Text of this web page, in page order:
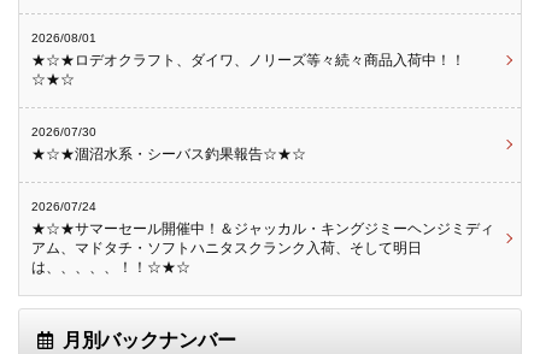
2026/08/01
★☆★ロデオクラフト、ダイワ、ノリーズ等々続々商品入荷中！！
☆★☆
2026/07/30
★☆★涸沼水系・シーバス釣果報告☆★☆
2026/07/24
★☆★サマーセール開催中！＆ジャッカル・キングジミーヘンジミディ
アム、マドタチ・ソフトハニタスクランク入荷、そして明日
は、、、、、！！☆★☆
月別バックナンバー